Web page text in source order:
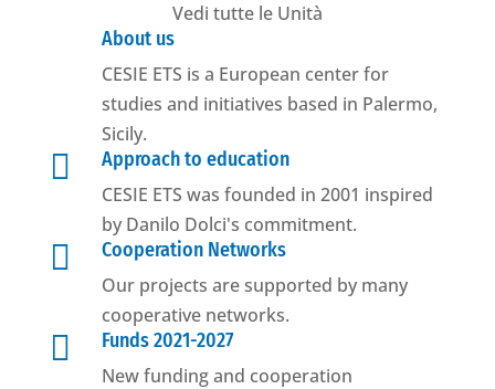
Vedi tutte le Unità
About us
CESIE ETS is a European center for
studies and initiatives based in Palermo,
Sicily.

Approach to education
CESIE ETS was founded in 2001 inspired
by Danilo Dolci's commitment.

Cooperation Networks
Our projects are supported by many
cooperative networks.

Funds 2021-2027
New funding and cooperation